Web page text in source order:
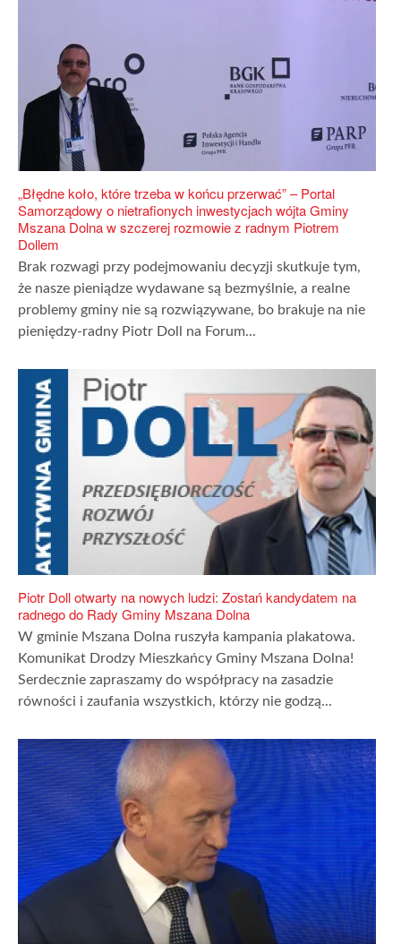
„Błędne koło, które trzeba w końcu przerwać” – Portal
Samorządowy o nietrafionych inwestycjach wójta Gminy
Mszana Dolna w szczerej rozmowie z radnym Piotrem
Dollem
Brak rozwagi przy podejmowaniu decyzji skutkuje tym,
że nasze pieniądze wydawane są bezmyślnie, a realne
problemy gminy nie są rozwiązywane, bo brakuje na nie
pieniędzy-radny Piotr Doll na Forum...
Piotr Doll otwarty na nowych ludzi: Zostań kandydatem na
radnego do Rady Gminy Mszana Dolna
W gminie Mszana Dolna ruszyła kampania plakatowa.
Komunikat Drodzy Mieszkańcy Gminy Mszana Dolna!
Serdecznie zapraszamy do współpracy na zasadzie
równości i zaufania wszystkich, którzy nie godzą...